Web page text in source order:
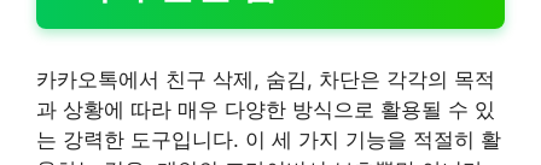
카카오톡에서 친구 삭제, 숨김, 차단은 각각의 목적
과 상황에 따라 매우 다양한 방식으로 활용될 수 있
는 강력한 도구입니다. 이 세 가지 기능을 적절히 활